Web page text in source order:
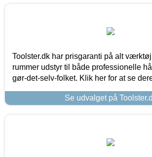
Toolster.dk har prisgaranti på alt
rummer udstyr til både professionelle
gør-det-selv-folket. Klik her for at se
Se udvalget på